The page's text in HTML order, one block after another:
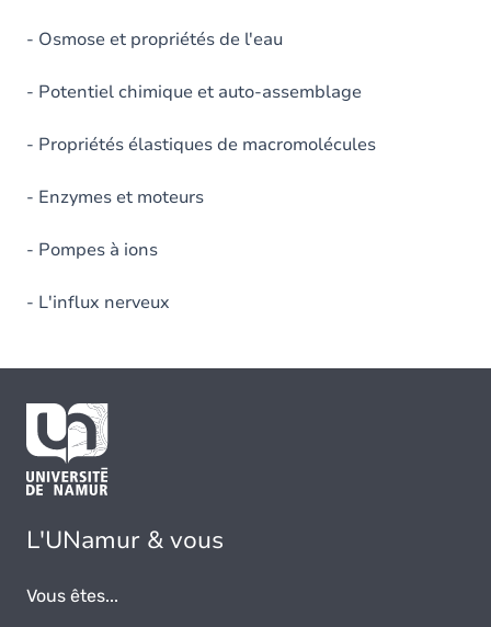
- Osmose et propriétés de l'eau
- Potentiel chimique et auto-assemblage
- Propriétés élastiques de macromolécules
- Enzymes et moteurs
- Pompes à ions
- L'influx nerveux
L'UNamur & vous
Vous êtes...